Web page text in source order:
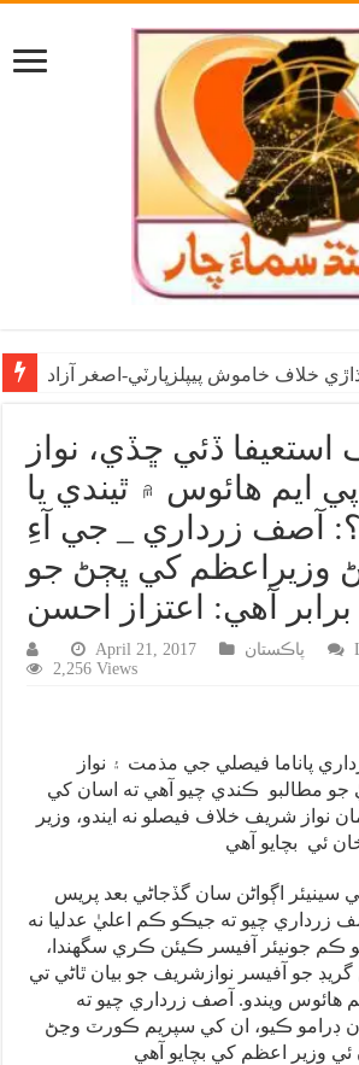
خلاف خاموش پيپلزپارٽي-اصغر آزاد
استعيفا ڏئي ڇڏي، نواز
ايم هائوس ۾ ٿيندي يا
آصف زرداري _ جي آءِ
وزيراعظم کي ڀڄڻ جو
آهي: اعتزاز احسن
April 21, 2017 پاڪستان
2,256 Views
پاناما فيصلي جي مذمت ۽ نواز
مطالبو ڪندي چيو آهي ته اسان کي
نواز شريف خلاف فيصلو نه ايندو، وزير
سينيئر اڳواڻن سان گڏجاڻي بعد پريس
چيو ته جيڪو ڪم اعليٰ عدليا نه
جونيئر آفيسر ڪيئن ڪري سگهندا،
وڃي ته 19 هين گريڊ جو آفيسر نوازشريف جو بيان ٿاڻي تي
هائوس ويندو. آصف زرداري چيو ته
ڊرامو ڪيو، ان کي سپريم ڪورٽ وڃڻ